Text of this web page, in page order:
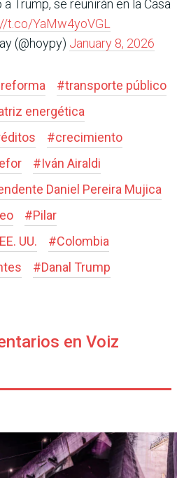
Trump, se reunirán en la Casa
t.co/YaMw4yoVGL
(@hoypy) January 8, 2026
reforma #transporte público
energética
#crecimiento
#Iván Airaldi
Daniel Pereira Mujica
#Pilar
EE. UU. #Colombia
#Danal Trump
en Voiz